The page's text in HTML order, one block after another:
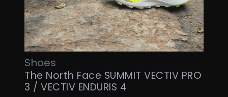
Shoes
The North Face SUMMIT VECTIV PRO
3 / VECTIV ENDURIS 4